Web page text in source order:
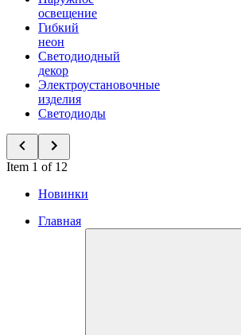
освещение
Гибкий
неон
Светодиодный
декор
Электроустановочные
изделия
Светодиоды
Item 1 of 12
Новинки
Главная